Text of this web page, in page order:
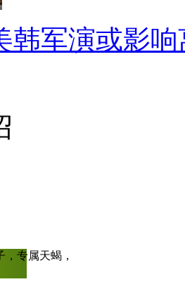
男朋友”却不知所
？
理以王八为示范
，最怕是吃哑
在骂人吗？”赵先
改，查明原由后
5元地铁】
韩军演或影
专属天蝎，爱哭